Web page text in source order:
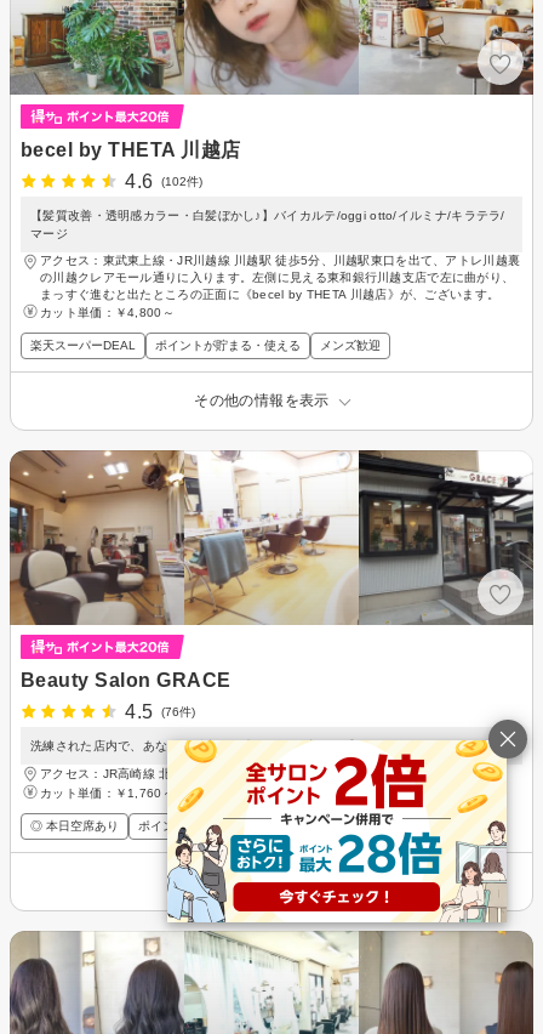
becel by THETA 川越店
4.6
(102件)
【髪質改善・透明感カラー・白髪ぼかし♪】バイカルテ/oggi otto/イルミナ/キラテラ/
マージ
アクセス：東武東上線・JR川越線 川越駅 徒歩5分、川越駅東口を出て、アトレ川越裏
の川越クレアモール通りに入ります。左側に見える東和銀行川越支店で左に曲がり、
まっすぐ進むと出たところの正面に《becel by THETA 川越店》が、ございます。
カット単価： ￥4,800～
楽天スーパーDEAL ポイントが貯まる・使える メンズ歓迎
その他の情報を表示
Beauty Salon GRACE
4.5
(76件)
洗練された店内で、あなたの魅力を最大限に引き出すお手伝い☆
アクセス：JR高崎線 北本駅、鴻巣駅 徒歩18分
カット単価： ￥1,760～
◎ 本日空席あり ポイントが貯まる・使える メンズ歓迎
その他の情報を表示